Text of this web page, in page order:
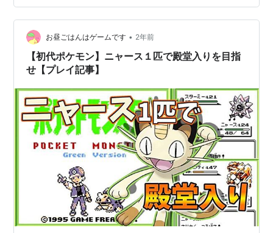
カチュウも意外と…
お昼ごはんはゲームです • 2年前
【初代ポケモン】ニャース１匹で殿堂入りを目指
せ【プレイ記事】